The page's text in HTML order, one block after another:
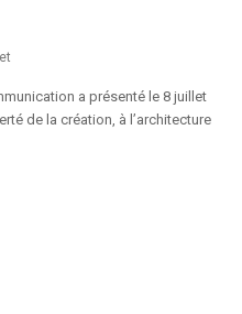
a présenté le 8 juillet
de la création, à l’architecture